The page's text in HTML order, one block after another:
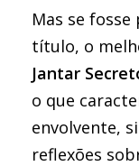
Mas se
título, o
Jantar
o que
envolvente,
reflexões